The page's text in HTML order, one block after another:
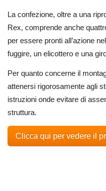
La confezione, oltre a una
Rex, comprende anche
per essere pronti all’azione
fuggire, un elicottero e una
Per quanto concerne il
attenersi rigorosamente agli
istruzioni onde evitare di
struttura.
Clicca qui per vedere il